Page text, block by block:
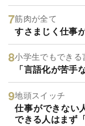
筋肉が全て
すさまじく仕事
小学生でもできる
「言語化が苦手
地頭スイッチ
仕事ができない
できる人はまず